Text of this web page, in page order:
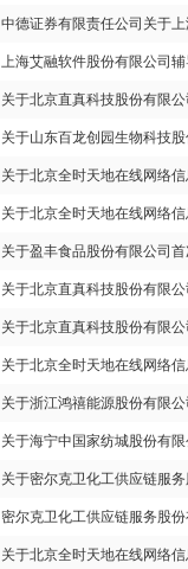
中德证券有限责任公司关于
上海艾融软件股份有限公司
关于北京直真科技股份有限
关于山东百龙创园生物科技
关于北京全时天地在线网络
关于北京全时天地在线网络
关于盈丰食品股份有限公司
关于北京直真科技股份有限
关于北京直真科技股份有限
关于北京全时天地在线网络
关于浙江鸿禧能源股份有限
关于海宁中国家纺城股份有
关于密尔克卫化工供应链服
密尔克卫化工供应链服务股
关于北京全时天地在线网络